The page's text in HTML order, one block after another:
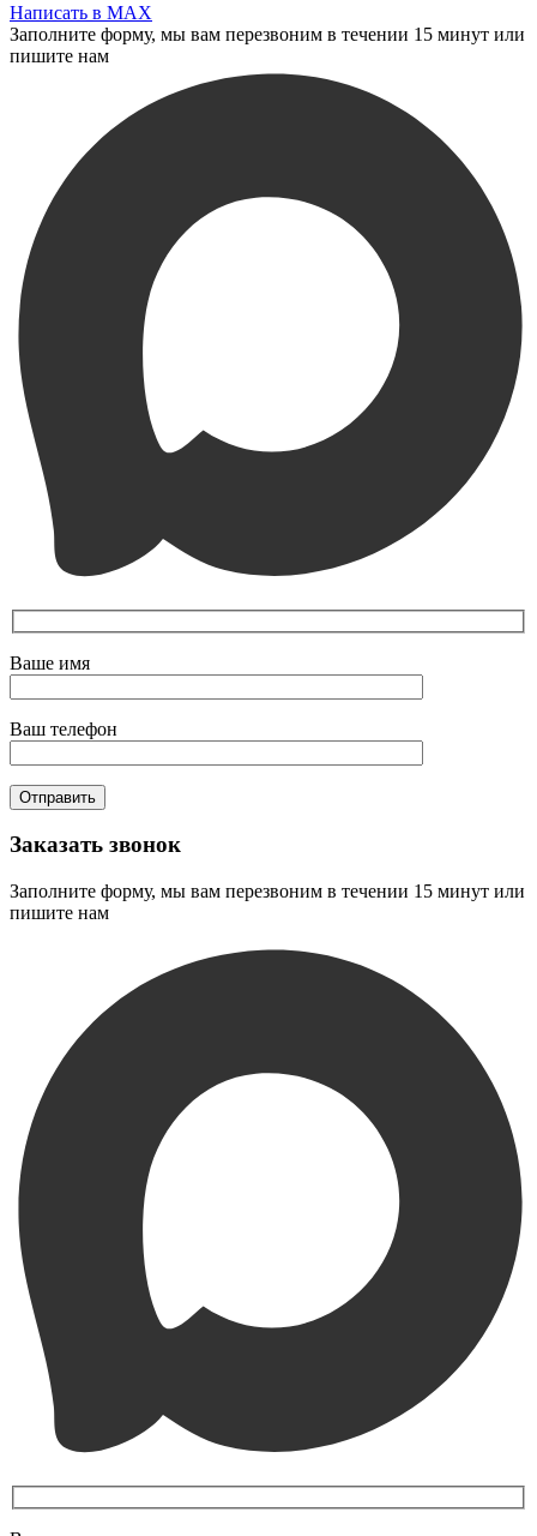
Написать в MAX
Заполните форму, мы вам перезвоним в течении 15 минут или
пишите нам
Ваше имя
Ваш телефон
Заказать звонок
Заполните форму, мы вам перезвоним в течении 15 минут или
пишите нам